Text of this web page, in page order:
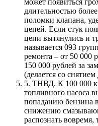
длительностью
поломки клапана,
цепей. Если стук
цепи вытянулись и
называется 093
ремонта – от 50 000
150 000 рублей за
(делается со снятием
5. ТНВД. К 100 000
топливного насоса
попаданию бензина
снижению
распознать вовремя,